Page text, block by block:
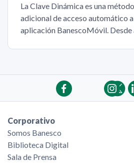
La Clave Dinámica es una
adicional de acceso automático
aplicación BanescoMóvil. Desde
Corporativo
Somos Banesco
Biblioteca Digital
Sala de Prensa